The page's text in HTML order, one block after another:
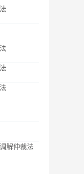
解仲裁法